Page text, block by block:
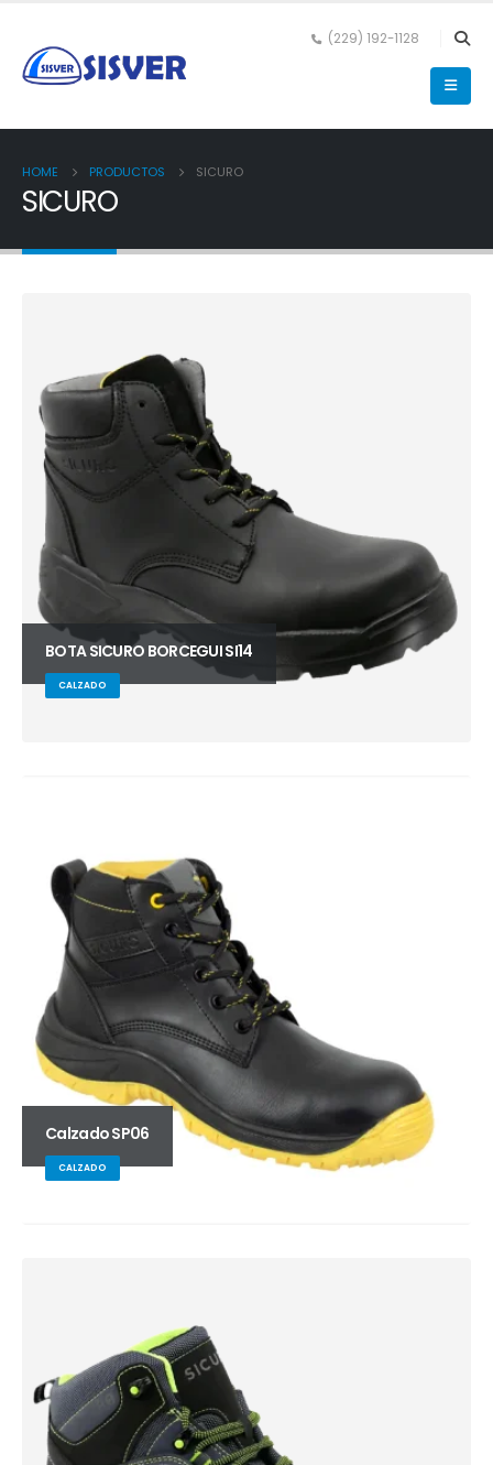
(229) 192-1128
HOME PRODUCTOS SICURO
SICURO
BOTA SICURO BORCEGUI SI14
CALZADO
Calzado SP06
CALZADO